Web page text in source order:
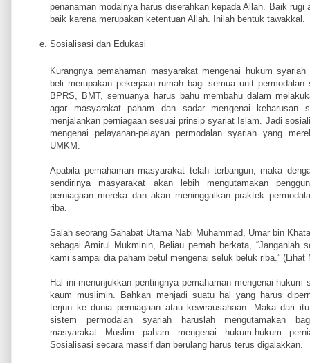
penanaman modalnya harus diserahkan kepada Allah. Baik rugi
baik karena merupakan ketentuan Allah. Inilah bentuk tawakkal.
Sosialisasi dan Edukasi
Kurangnya pemahaman masyarakat mengenai hukum
beli merupakan pekerjaan rumah bagi semua unit
BPRS, BMT, semuanya harus bahu membahu dalam
agar masyarakat paham dan sadar mengenai keharusan
menjalankan perniagaan sesuai prinsip syariat Islam. Jadi
mengenai pelayanan-pelayan permodalan syariah yang
UMKM.
Apabila pemahaman masyarakat telah terbangun, maka
sendirinya masyarakat akan lebih mengutamakan
perniagaan mereka dan akan meninggalkan praktek
riba.
Salah seorang Sahabat Utama Nabi Muhammad, Umar bin
sebagai Amirul Mukminin, Beliau pernah berkata, “Janganlah
kami sampai dia paham betul mengenai seluk beluk riba.”
Hal ini menunjukkan pentingnya pemahaman mengenai hukum
kaum muslimin. Bahkan menjadi suatu hal yang harus
terjun ke dunia perniagaan atau kewirausahaan. Maka dari
sistem permodalan syariah haruslah mengutamakan
masyarakat Muslim paham mengenai hukum-hukum
Sosialisasi secara massif dan berulang harus terus digalakkan.